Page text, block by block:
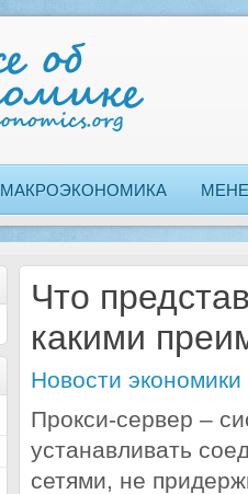
МАКРОЭКОНОМИКА
Что
какими
Новости экономики
Прокси-сервер –
устанавливать
сетями, не